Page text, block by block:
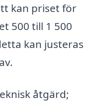
kan priset för
500 till 1 500
kan justeras
åtgärd;